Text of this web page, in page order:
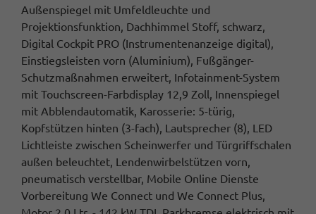
Außenspiegel mit Umfeldleuchte und
Projektionsfunktion, Dachhimmel Stoff, schwarz,
Digital Cockpit PRO (Instrumentenanzeige digital),
Einstiegsleisten vorn (Aluminium), Fußgänger-
Schutzmaßnahmen erweitert, Infotainment-System
mit Touchscreen-Farbdisplay 12,9 Zoll, Innenspiegel
mit Abblendautomatik, Karosserie: 5-türig,
Kopfstützen hinten (3-fach), Lautsprecher (8), LED
Lichtleiste zwischen Scheinwerfer und Türgriffschalen
außen beleuchtet, Lendenwirbelstützen vorn,
pneumatisch verstellbar, Mobile Online Dienste
Vorbereitung We Connect und We Connect Plus,